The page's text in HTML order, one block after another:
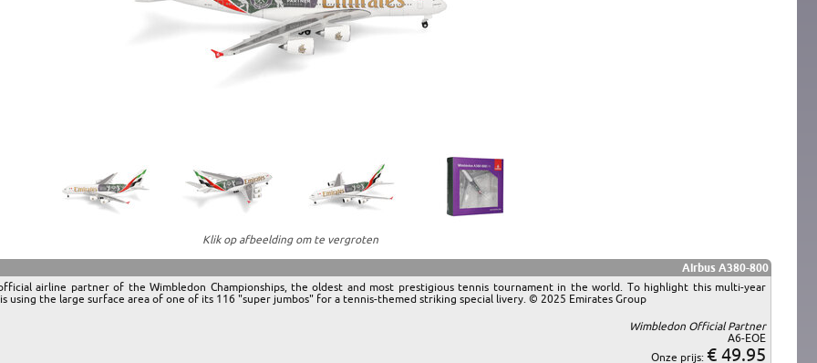
Klik op afbeelding om te vergroten
Airbus A380-800
airline partner of the Wimbledon Championships, the oldest and most prestigious tennis tournament in the world. To highlight this multi-year
using the large surface area of one of its 116 "super jumbos" for a tennis-themed striking special livery. © 2025 Emirates Group
Wimbledon Official Partner
A6-EOE
Onze prijs: € 49.95